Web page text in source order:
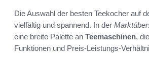
Die Auswahl der besten Teekocher auf
vielfältig und spannend. In der
eine breite Palette an Teemaschinen,
Funktionen und Preis-Leistungs-